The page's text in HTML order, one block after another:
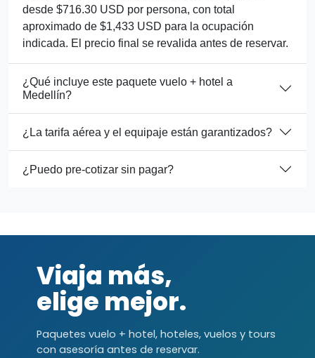
desde $716.30 USD por persona, con total
aproximado de $1,433 USD para la ocupación
indicada. El precio final se revalida antes de reservar.
¿Qué incluye este paquete vuelo + hotel a
Medellín?
¿La tarifa aérea y el equipaje están garantizados?
¿Puedo pre-cotizar sin pagar?
Viaja más,
elige mejor.
Paquetes vuelo + hotel, hoteles, vuelos y tours
con asesoría antes de reservar.